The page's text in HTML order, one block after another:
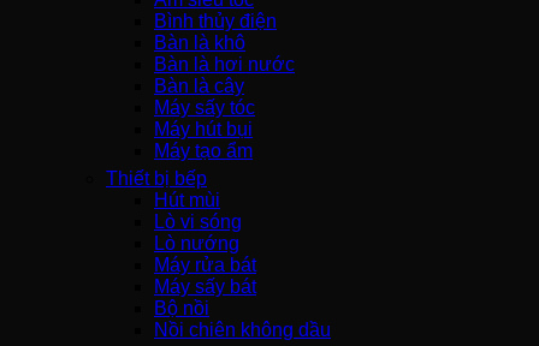
Bình thủy điện
Bàn là khô
Bàn là hơi nước
Bàn là cây
Máy sấy tóc
Máy hút bụi
Máy tạo ẩm
Thiết bị bếp
Hút mùi
Lò vi sóng
Lò nướng
Máy rửa bát
Máy sấy bát
Bộ nồi
Nồi chiên không dầu